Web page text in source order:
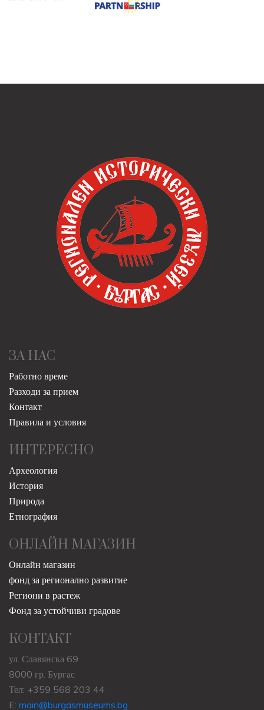
ЗА НАС
Работно време
Разходи за прием
Контакт
Правила и условия
ИНТЕРЕСНО
Археология
История
Природа
Етнография
ОНЛАЙН МАГАЗИН
Онлайн магазин
фонд за регионално развитие
Региони в растеж
Фонд за устойчиви градове
КОНТАКТ
ул. Славянска 69
8000 гр. Бургас
Тел: +359 568 203 44
E: main@burgasmuseums.bg